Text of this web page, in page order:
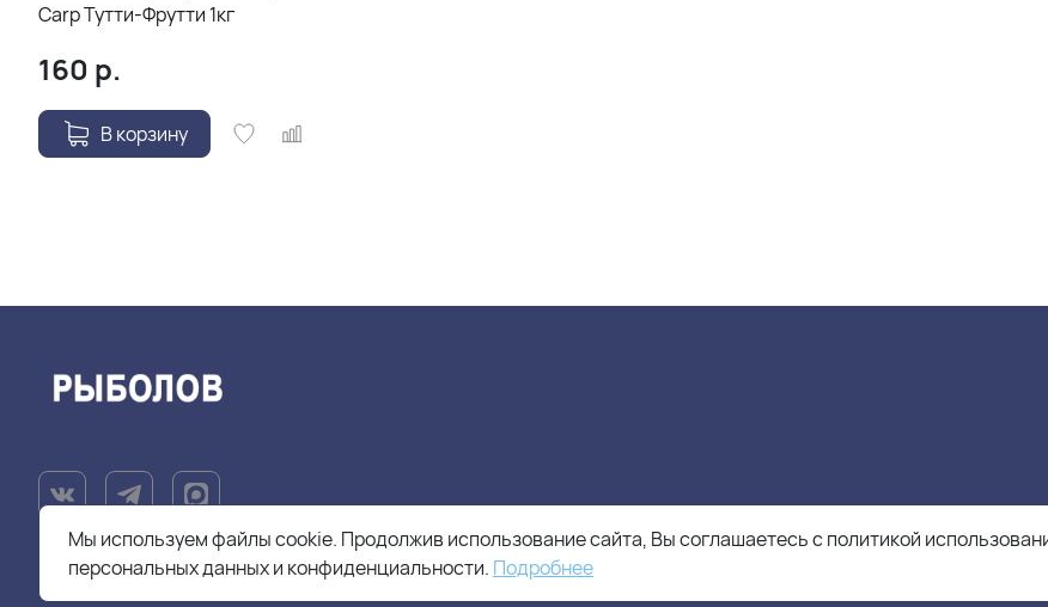
Carp Тутти-Фрутти 1кг
160 р.
В корзину
Мы используем файлы cookie. Продолжив использование сайта, Вы соглашаетесь с политикой
персональных данных и конфиденциальности. Подробнее